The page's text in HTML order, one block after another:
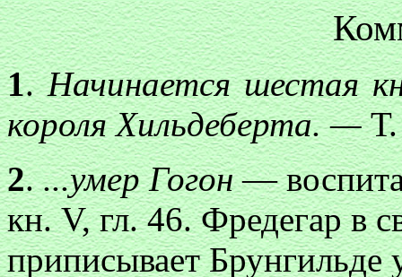
1.Начинается шестая
короля Хильдеберта. —
2....умер Гогон—
кн. V, гл. 46. Фредегар в
приписывает